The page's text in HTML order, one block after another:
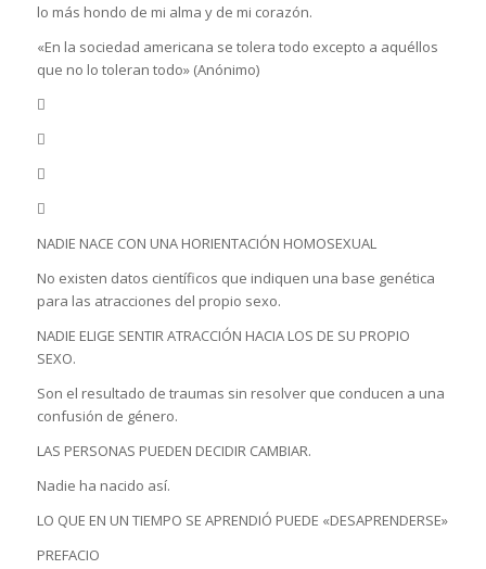
lo más hondo de mi alma y de mi corazón.
«En la sociedad americana se tolera todo excepto a aquéllos
que no lo toleran todo» (Anónimo)




NADIE NACE CON UNA HORIENTACIÓN HOMOSEXUAL
No existen datos científicos que indiquen una base genética
para las atracciones del propio sexo.
NADIE ELIGE SENTIR ATRACCIÓN HACIA LOS DE SU PROPIO
SEXO.
Son el resultado de traumas sin resolver que conducen a una
confusión de género.
LAS PERSONAS PUEDEN DECIDIR CAMBIAR.
Nadie ha nacido así.
LO QUE EN UN TIEMPO SE APRENDIÓ PUEDE «DESAPRENDERSE»
PREFACIO